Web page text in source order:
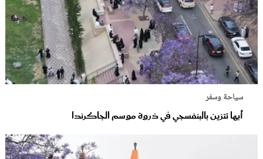
سياحة وسفر
أبها تتزين بالبنفسجي في ذروة موسم الجاكرندا